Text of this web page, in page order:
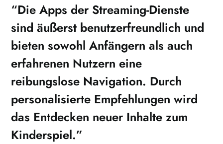
“Die Apps der Streaming-Dienste
sind äußerst benutzerfreundlich und
bieten sowohl Anfängern als auch
erfahrenen Nutzern eine
reibungslose Navigation. Durch
personalisierte Empfehlungen wird
das Entdecken neuer Inhalte zum
Kinderspiel.”